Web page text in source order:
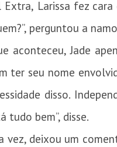
Larissa fez
perguntou a
aconteceu, Jade
ter seu nome
disso.
tudo bem”, disse.
vez, deixou um